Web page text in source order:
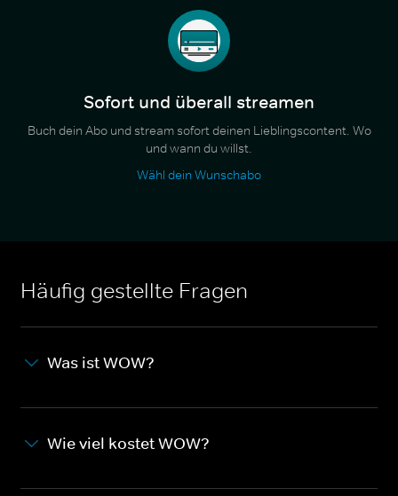
Sofort und überall streamen
Buch dein Abo und stream sofort deinen Lieblingscontent. Wo
und wann du willst.
Wähl dein Wunschabo
Häufig gestellte Fragen
Was ist WOW?
Wie viel kostet WOW?